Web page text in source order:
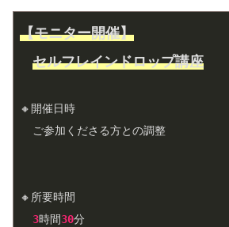
【モニター開催】
セルフレインドロップ講座
🔸開催日時
ご参加くださる方との調整
🔸所要時間
3時間30分